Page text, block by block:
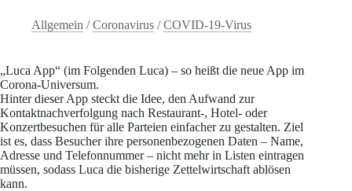
Allgemein /Coronavirus /COVID-19-Virus
„Luca App“ (im Folgenden Luca) – so heißt die neue App im
Corona-Universum.
Hinter dieser App steckt die Idee, den Aufwand zur
Kontaktnachverfolgung nach Restaurant-, Hotel- oder
Konzertbesuchen für alle Parteien einfacher zu gestalten. Ziel
ist es, dass Besucher ihre personenbezogenen Daten – Name,
Adresse und Telefonnummer – nicht mehr in Listen eintragen
müssen, sodass Luca die bisherige Zettelwirtschaft ablösen
kann.